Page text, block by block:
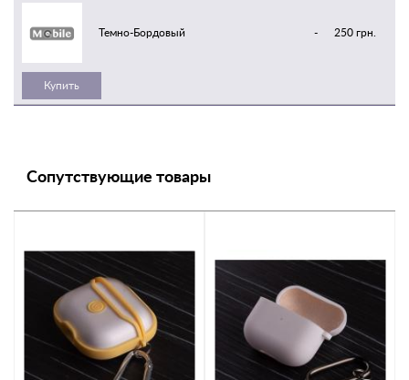
Темно-Бордовый 250 грн.
-
Купить
Сопутствующие товары